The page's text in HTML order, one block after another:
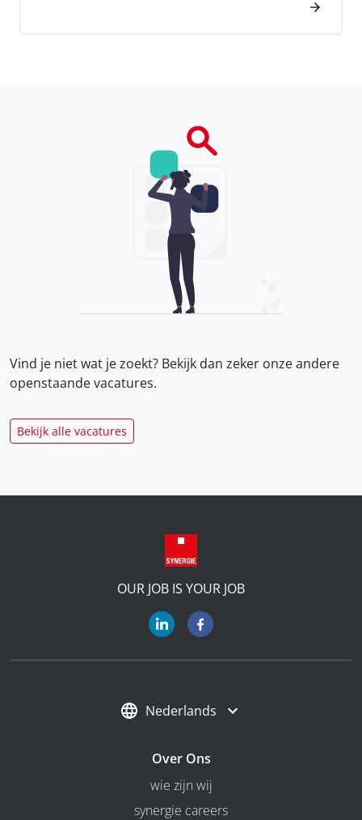
Vind je niet wat je zoekt? Bekijk dan zeker onzeandere
openstaande vacatures.
Bekijk alle vacatures
OUR JOB IS YOUR JOB
Nederlands
Over Ons
wie zijn wij
synergie careers